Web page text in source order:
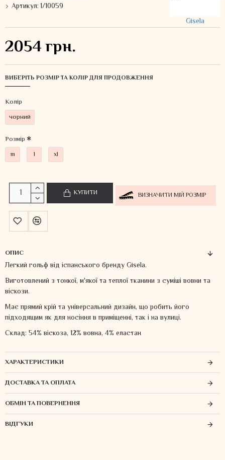
Артикул:1/10059
Gisela
2054 грн.
ВИБЕРІТЬ РОЗМІР ТА КОЛІР ДЛЯ ПРОДОВЖЕННЯ
Колiр
чорний
Розмір
m
l xl
КУПИТИ ВИЗНАЧИТИ МІЙ РОЗМІР
ОПИС
Легкий гольф від іспанського бренду Gisela.
Виготовлений ​​з тонкої, м'якої та теплої тканини з суміші вовни та
віскози.
Має прямий крій та універсальний дизайн, що робить його
підходящим як для носіння в приміщенні, так і на вулиці.
Склад: 54% віскоза, 12% вовна, 4% еластан
ХАРАКТЕРИСТИКИ
ДОСТАВКА ТА ОПЛАТА
ОБМІН ТА ПОВЕРНЕННЯ
ВІДГУКИ